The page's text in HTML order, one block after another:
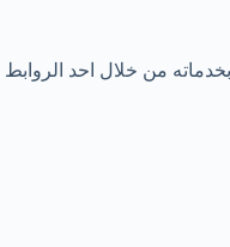
من خلال احد الروابط